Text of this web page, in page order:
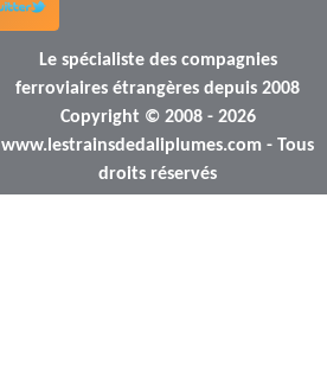
Le spécialiste des compagnies
ferroviaires étrangères depuis 2008
Copyright © 2008 - 2026
www.lestrainsdedaliplumes.com - Tous
droits réservés